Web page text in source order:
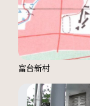
富台新村